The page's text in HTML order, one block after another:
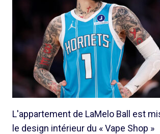
L'appartement de LaMelo Ball est
le design intérieur du « Vape Shop »